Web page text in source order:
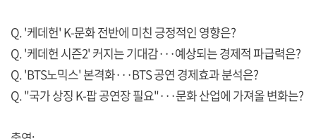
Q. '케데헌' K-문화 전반에 미친 긍정적인 영향은?
Q. '케데헌 시즌2' 커지는 기대감···예상되는 경제적 파급력은?
Q. 'BTS노믹스' 본격화···BTS 공연 경제효과 분석은?
Q. "국가 상징 K-팝 공연장 필요"···문화 산업에 가져올 변화는?